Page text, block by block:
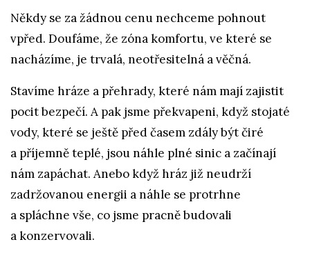
Někdy se za žádnou cenu nechceme pohnout
vpřed. Doufáme, že zóna komfortu, ve které se
nacházíme, je trvalá, neotřesitelná a věčná.
Stavíme hráze a přehrady, které nám mají zajistit
pocit bezpečí. A pak jsme překvapeni, když stojaté
vody, které se ještě před časem zdály být čiré
a příjemně teplé, jsou náhle plné sinic a začínají
nám zapáchat. Anebo když hráz již neudrží
zadržovanou energii a náhle se protrhne
a spláchne vše, co jsme pracně budovali
a konzervovali.